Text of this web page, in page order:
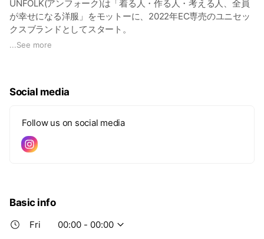
UNFOLK(アンフォーク)は「着る人・作る人・考える人、全員
が幸せになる洋服」をモットーに、2022年EC専売のユニセッ
クスブランドとしてスタート。
製品は全て日本国内での生産に拘っています。
考える人＝私達
既存の販売経路にとらわれず、SNSを通じて直接プロダクトを
届けする事」を、工場様には「適切な工賃をお支払いする事」
※私達が大切にしている事を下記ページにより詳しくまとめて
おります。ご覧頂けますと幸いです。
https://unfolk-jpn.com/news/65182afdfe93501a4401d4dc
...See more
Social media
Follow us on social media
Basic info
Fri
00:00 - 00:00